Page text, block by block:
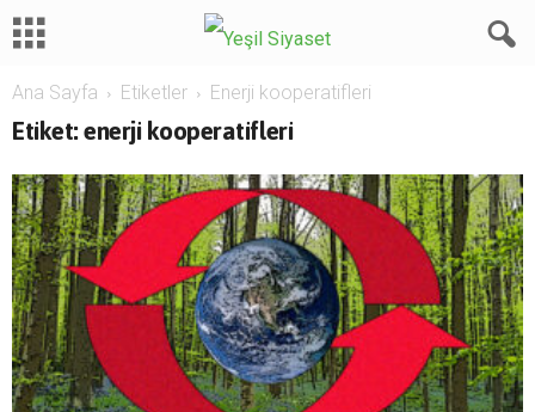
Ana Sayfa Etiketler Enerji kooperatifleri
Etiket: enerji kooperatifleri